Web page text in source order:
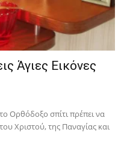
Άγιες Εικόνες
Ορθόδοξο σπίτι πρέπει να
Χριστού, της Παν­αγίας και